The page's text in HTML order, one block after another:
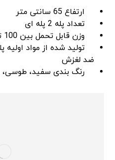
ارتفاع 65 سانتی متر
تعداد پله 2 پله ای
وزن قابل تحمل بین 100 تا 120 کیلوگرم
تولید شده از مواد اولیه
ضد لغزش
رنگ بندی سفید، طوسی،